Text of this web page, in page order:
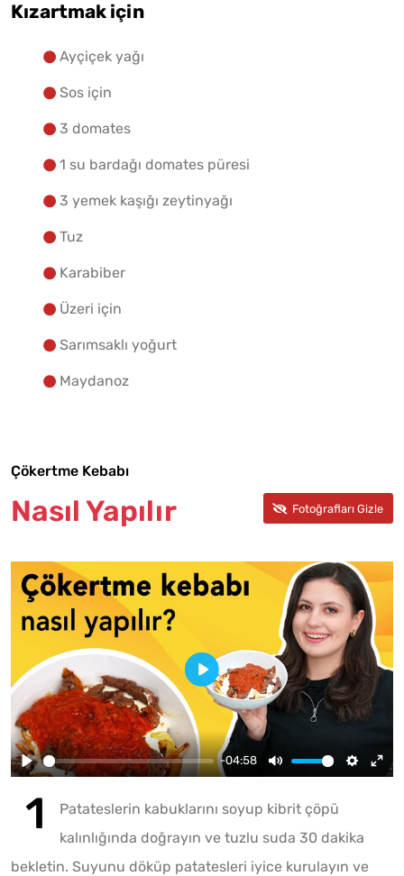
Kızartmak için
Ayçiçek yağı
Sos için
3 domates
1 su bardağı domates püresi
3 yemek kaşığı zeytinyağı
Tuz
Karabiber
Üzeri için
Sarımsaklı yoğurt
Maydanoz
Çökertme Kebabı
Nasıl Yapılır
-04:58
Patateslerin kabuklarını soyup kibrit çöpü
kalınlığında doğrayın ve tuzlu suda 30 dakika
bekletin. Suyunu döküp patatesleri iyice kurulayın ve